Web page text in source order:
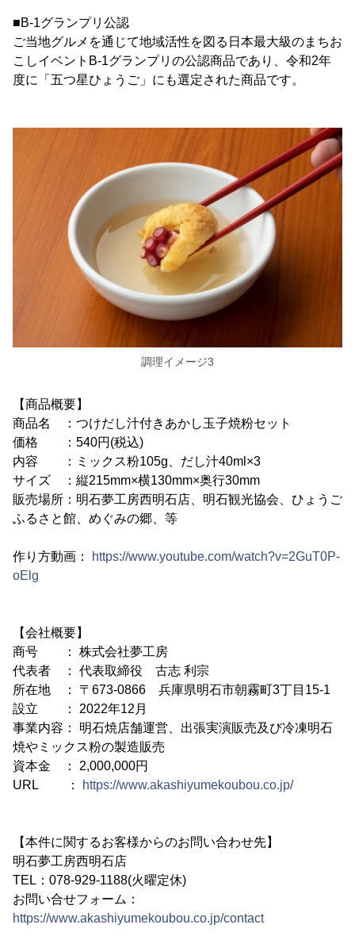
■B-1グランプリ公認
ご当地グルメを通じて地域活性を図る日本最大級のまちお
こしイベントB-1グランプリの公認商品であり、令和2年
度に「五つ星ひょうご」にも選定された商品です。
調理イメージ3
【商品概要】
商品名 ：つけだし汁付きあかし玉子焼粉セット
価格 ：540円(税込)
内容 ：ミックス粉105g、だし汁40ml×3
サイズ ：縦215mm×横130mm×奥行30mm
販売場所：明石夢工房西明石店、明石観光協会、ひょうご
ふるさと館、めぐみの郷、等
作り方動画：
https://www.youtube.com/watch?v=2GuT0P-
oElg
【会社概要】
商号 ： 株式会社夢工房
代表者 ： 代表取締役 古志 利宗
所在地 ： 〒673-0866 兵庫県明石市朝霧町3丁目15-1
設立 ： 2022年12月
事業内容： 明石焼店舗運営、出張実演販売及び冷凍明石
焼やミックス粉の製造販売
資本金 ： 2,000,000円
URL ：
https://www.akashiyumekoubou.co.jp/
【本件に関するお客様からのお問い合わせ先】
明石夢工房西明石店
TEL：078-929-1188(火曜定休)
お問い合せフォーム：
https://www.akashiyumekoubou.co.jp/contact